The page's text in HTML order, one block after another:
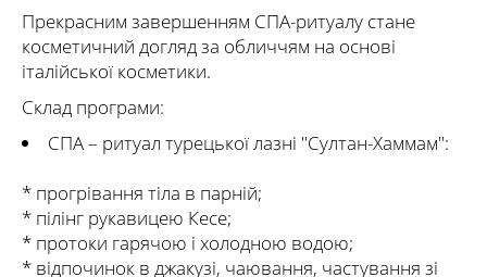
Прекрасним завершенням СПА-ритуалу стане
косметичний догляд за обличчям на основі
італійської косметики.
Склад програми:
СПА – ритуал турецької лазні "Султан-Хаммам":
* прогрівання тіла в парній;
* пілінг рукавицею Кесе;
* протоки гарячою і холодною водою;
* відпочинок в джакузі, чаювання, частування зі